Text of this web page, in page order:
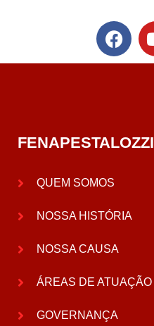
FENAPESTALOZZI
QUEM SOMOS
NOSSA HISTÓRIA
NOSSA CAUSA
ÁREAS DE ATUAÇÃO
GOVERNANÇA